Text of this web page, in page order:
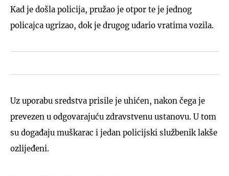
Kad je došla policija, pružao je otpor te je jednog
policajca ugrizao, dok je drugog udario vratima vozila.
Uz uporabu sredstva prisile je uhićen, nakon čega je
prevezen u odgovarajuću zdravstvenu ustanovu. U tom
su događaju muškarac i jedan policijski službenik lakše
ozlijeđeni.